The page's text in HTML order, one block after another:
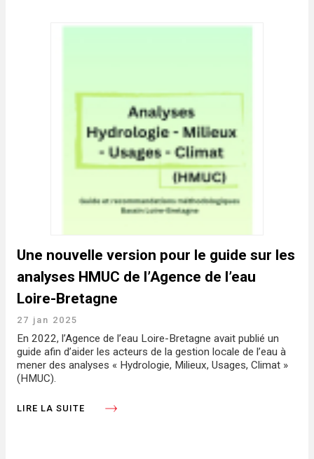
Une nouvelle version pour le guide sur les
analyses HMUC de l’Agence de l’eau
Loire-Bretagne
27 jan 2025
En 2022, l’Agence de l’eau Loire-Bretagne avait publié un
guide afin d’aider les acteurs de la gestion locale de l’eau à
mener des analyses « Hydrologie, Milieux, Usages, Climat »
(HMUC).
LIRE LA SUITE